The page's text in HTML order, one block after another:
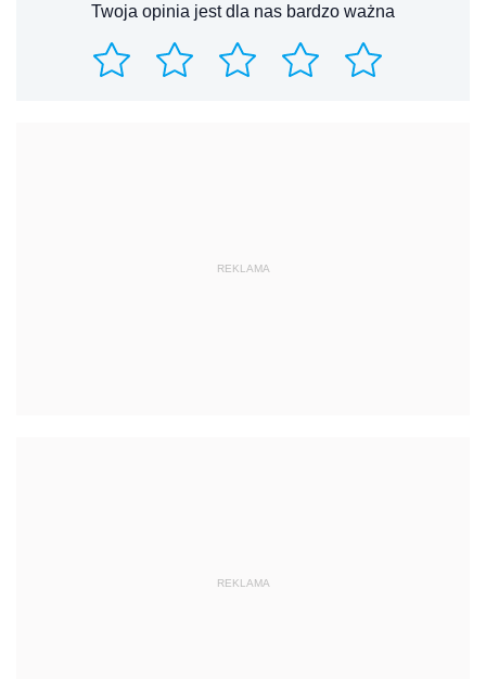
Twoja opinia jest dla nas bardzo ważna
REKLAMA
REKLAMA